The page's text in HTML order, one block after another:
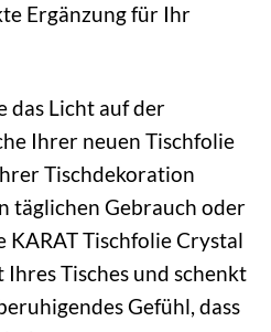
Ergänzung für Ihr
das Licht auf der
Ihrer neuen Tischfolie
Tischdekoration
täglichen Gebrauch oder
KARAT Tischfolie Crystal
Tisches und schenkt
Gefühl, dass